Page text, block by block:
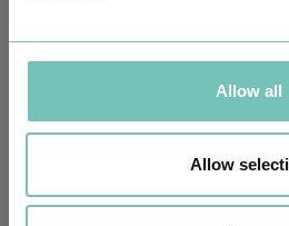
Allow all
Allow
Com um formato dinâmico e direto,